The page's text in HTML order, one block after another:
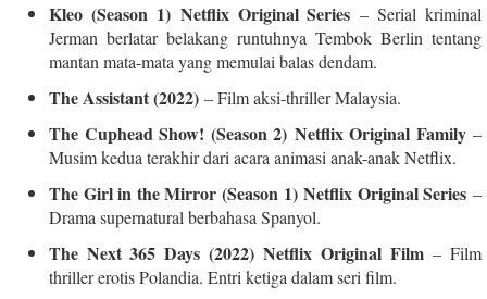
Kleo (Season 1) Netflix Original Series – Serial kriminal
Jerman berlatar belakang runtuhnya Tembok Berlin tentang
mantan mata-mata yang memulai balas dendam.
The Assistant (2022) – Film aksi-thriller Malaysia.
The Cuphead Show! (Season 2) Netflix Original Family–
Musim kedua terakhir dari acara animasi anak-anak Netflix.
The Girl in the Mirror (Season 1) Netflix Original Series –
Drama supernatural berbahasa Spanyol.
The Next 365 Days (2022) Netflix Original Film– Film
thriller erotis Polandia. Entri ketiga dalam seri film.